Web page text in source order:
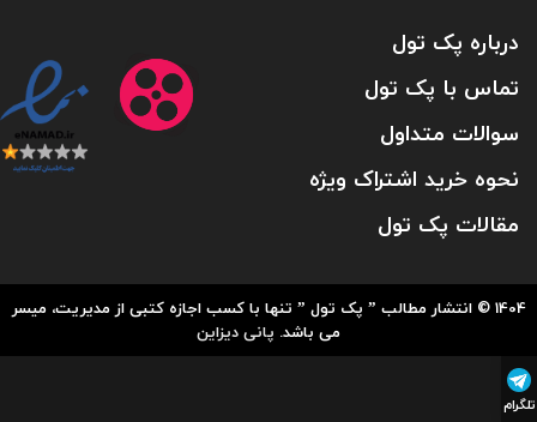
درباره پک تول
تماس با پک تول
سوالات متداول
نحوه خرید اشتراک ویژه
مقالات پک تول
1404 © انتشار مطالب ” پک تول ” تنها با کسب اجازه کتبی از مدیریت، میسر
می باشد. پانی دیزاین
تلگرام